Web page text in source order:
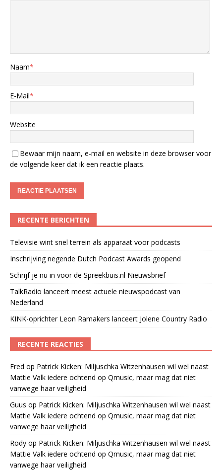
Naam*
E-Mail*
Website
Bewaar mijn naam, e-mail en website in deze browser voor
de volgende keer dat ik een reactie plaats.
RECENTE BERICHTEN
Televisie wint snel terrein als apparaat voor podcasts
Inschrijving negende Dutch Podcast Awards geopend
Schrijf je nu in voor de Spreekbuis.nl Nieuwsbrief
TalkRadio lanceert meest actuele nieuwspodcast van
Nederland
KINK-oprichter Leon Ramakers lanceert Jolene Country Radio
RECENTE REACTIES
Fred op Patrick Kicken: Miljuschka Witzenhausen wil wel naast
Mattie Valk iedere ochtend op Qmusic, maar mag dat niet
vanwege haar veiligheid
Guus op Patrick Kicken: Miljuschka Witzenhausen wil wel naast
Mattie Valk iedere ochtend op Qmusic, maar mag dat niet
vanwege haar veiligheid
Rody op Patrick Kicken: Miljuschka Witzenhausen wil wel naast
Mattie Valk iedere ochtend op Qmusic, maar mag dat niet
vanwege haar veiligheid